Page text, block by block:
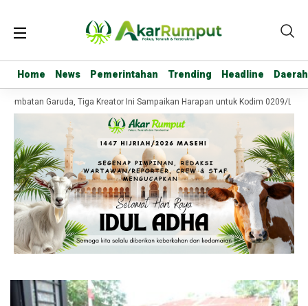
Home News Pemerintahan Trending Headline Daerah
Home News Pemerintahan Trending Headline Daerah
Garuda, Tiga Kreator Ini Sampaikan Harapan untuk Kodim 0209/